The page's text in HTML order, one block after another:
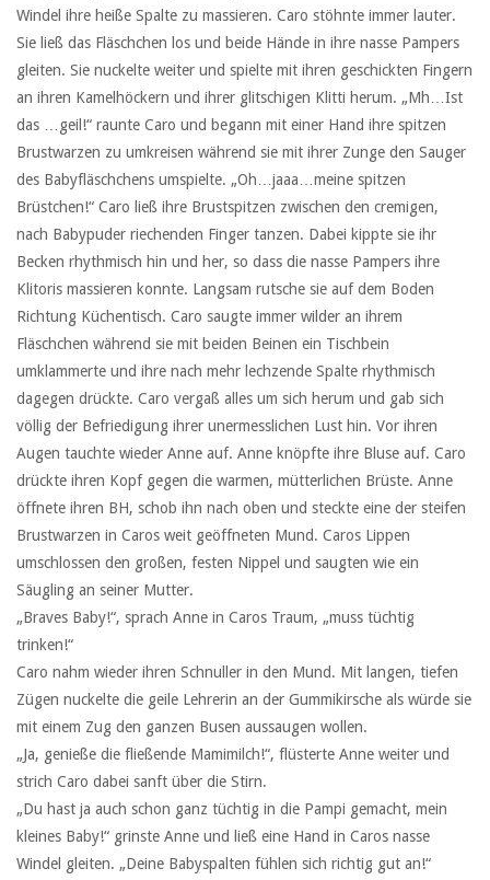
Windel ihre heiße Spalte zu massieren. Caro stöhnte immer lauter.
Sie ließ das Fläschchen los und beide Hände in ihre nasse Pampers
gleiten. Sie nuckelte weiter und spielte mit ihren geschickten Fingern
an ihren Kamelhöckern und ihrer glitschigen Klitti herum. „Mh…Ist
das …geil!“ raunte Caro und begann mit einer Hand ihre spitzen
Brustwarzen zu umkreisen während sie mit ihrer Zunge den Sauger
des Babyfläschchens umspielte. „Oh…jaaa…meine spitzen
Brüstchen!“ Caro ließ ihre Brustspitzen zwischen den cremigen,
nach Babypuder riechenden Finger tanzen. Dabei kippte sie ihr
Becken rhythmisch hin und her, so dass die nasse Pampers ihre
Klitoris massieren konnte. Langsam rutsche sie auf dem Boden
Richtung Küchentisch. Caro saugte immer wilder an ihrem
Fläschchen während sie mit beiden Beinen ein Tischbein
umklammerte und ihre nach mehr lechzende Spalte rhythmisch
dagegen drückte. Caro vergaß alles um sich herum und gab sich
völlig der Befriedigung ihrer unermesslichen Lust hin. Vor ihren
Augen tauchte wieder Anne auf. Anne knöpfte ihre Bluse auf. Caro
drückte ihren Kopf gegen die warmen, mütterlichen Brüste. Anne
öffnete ihren BH, schob ihn nach oben und steckte eine der steifen
Brustwarzen in Caros weit geöffneten Mund. Caros Lippen
umschlossen den großen, festen Nippel und saugten wie ein
Säugling an seiner Mutter.
„Braves Baby!“, sprach Anne in Caros Traum, „muss tüchtig
trinken!“
Caro nahm wieder ihren Schnuller in den Mund. Mit langen, tiefen
Zügen nuckelte die geile Lehrerin an der Gummikirsche als würde sie
mit einem Zug den ganzen Busen aussaugen wollen.
„Ja, genieße die fließende Mamimilch!“, flüsterte Anne weiter und
strich Caro dabei sanft über die Stirn.
„Du hast ja auch schon ganz tüchtig in die Pampi gemacht, mein
kleines Baby!“ grinste Anne und ließ eine Hand in Caros nasse
Windel gleiten. „Deine Babyspalten fühlen sich richtig gut an!“